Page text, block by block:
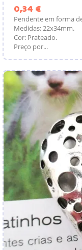
0,34 €
Pendente em forma
Medidas: 22x34mm.
Cor: Prateado.
Preço por...